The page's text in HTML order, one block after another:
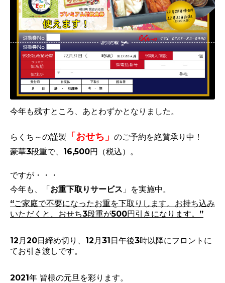
今年も残すところ、あとわずかとなりました。
らくち～の謹製 「おせち」 のご予約を絶賛承り中！
豪華3段重で、16,500円（税込）。
ですが・・・
今年も、「お重下取りサービス 」を実施中。
“ご家庭で不要になったお重を下取りします。お持ち込み
いただくと、 おせち3段重が500円引きになります。”
12月20日締め切り、12月31日午後3時以降にフロントに
てお引き渡しです。
2021年 皆様の元旦を彩ります。